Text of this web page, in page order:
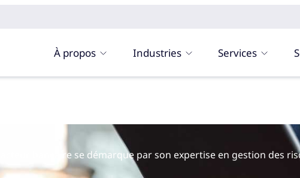
À propos Industries Services
acteur bancaire se démarque par son expertise en gestion des